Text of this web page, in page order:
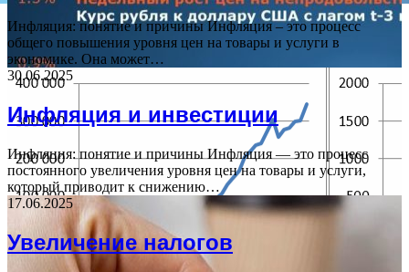
Инфляция: понятие и причины Инфляция – это процесс
общего повышения уровня цен на товары и услуги в
экономике. Она может…
30.06.2025
Инфляция и инвестиции
Инфляция: понятие и причины Инфляция — это процесс
постоянного увеличения уровня цен на товары и услуги,
который приводит к снижению…
17.06.2025
Увеличение налогов